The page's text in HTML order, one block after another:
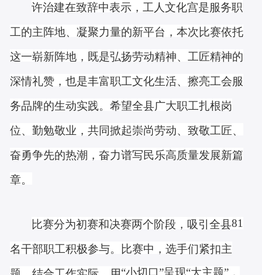
许治建在致辞中表示 ，工人文化宫是服务职
工的主阵地、凝聚力量的新平台，本次比赛依托
这一崭新阵地，既是弘扬劳动精神、工匠精神的
深情礼赞，也是丰富职工文化生活、擦亮工会服
务品牌的生动实践。希望全县广大职工扎根岗
位、勤勉敬业，共同掀起崇尚劳动、致敬工匠、
奋勇争先的热潮，奋力谱写民乐高质量发展新篇
章。
比赛分为初赛和决赛两个阶段，吸引全县81
名干部职工积极参与。 比赛中，选手们紧扣主